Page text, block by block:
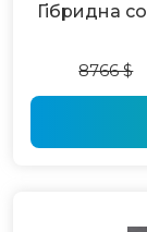
Гібридна
8766 $